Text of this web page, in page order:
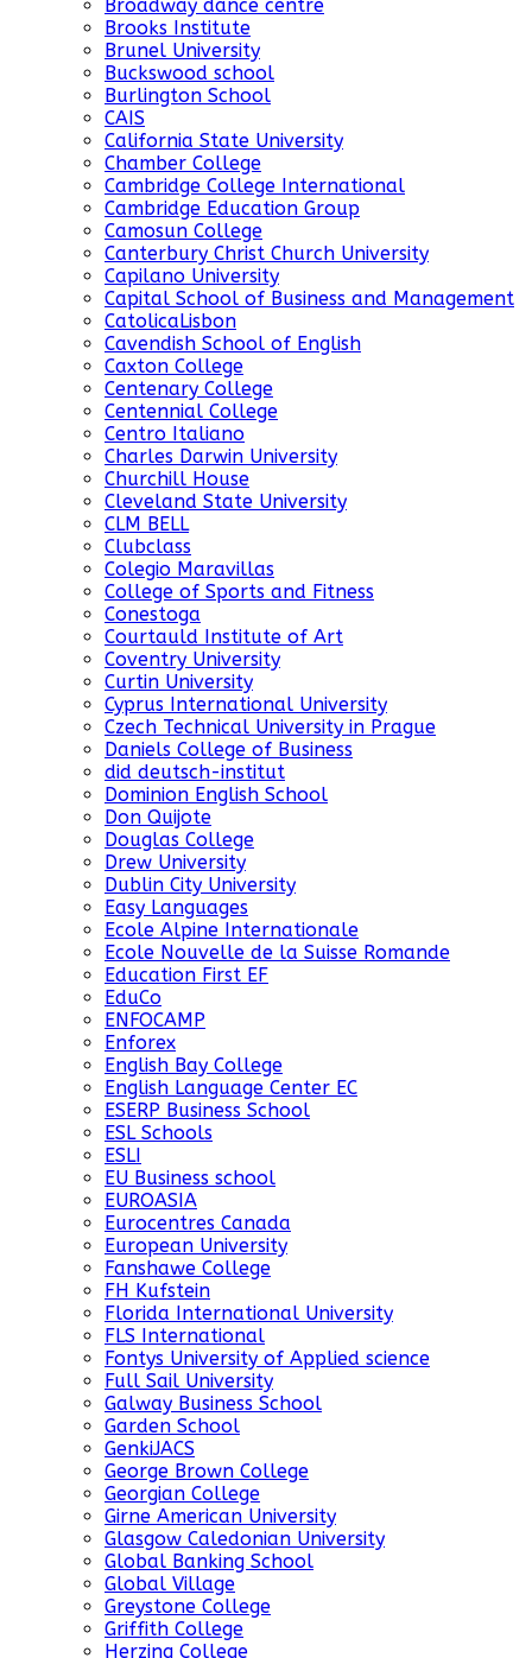
Broadway dance centre
Brooks Institute
Brunel University
Buckswood school
Burlington School
CAIS
California State University
Chamber College
Cambridge College International
Cambridge Education Group
Camosun College
Canterbury Christ Church University
Capilano University
Capital School of Business and Management
CatolicaLisbon
Cavendish School of English
Caxton College
Centenary College
Centennial College
Centro Italiano
Charles Darwin University
Churchill House
Cleveland State University
CLM BELL
Clubclass
Colegio Maravillas
College of Sports and Fitness
Conestoga
Courtauld Institute of Art
Coventry University
Curtin University
Cyprus International University
Czech Technical University in Prague
Daniels College of Business
did deutsch-institut
Dominion English School
Don Quijote
Douglas College
Drew University
Dublin City University
Easy Languages
Ecole Alpine Internationale
Ecole Nouvelle de la Suisse Romande
Education First EF
EduCo
ENFOCAMP
Enforex
English Bay College
English Language Center EC
ESERP Business School
ESL Schools
ESLI
EU Business school
EUROASIA
Eurocentres Canada
European University
Fanshawe College
FH Kufstein
Florida International University
FLS International
Fontys University of Applied science
Full Sail University
Galway Business School
Garden School
GenkiJACS
George Brown College
Georgian College
Girne American University
Glasgow Caledonian University
Global Banking School
Global Village
Greystone College
Griffith College
Herzing College